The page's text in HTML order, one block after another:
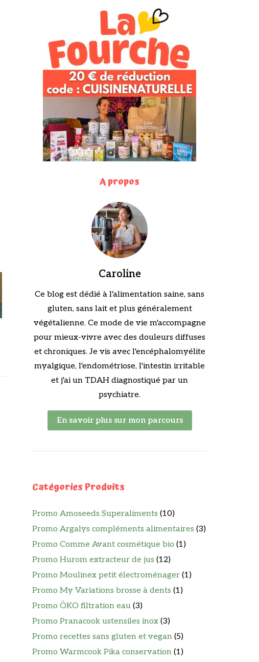
A propos
Caroline
Ce blog est dédié à l'alimentation saine, sans
gluten, sans lait et plus généralement
végétalienne. Ce mode de vie m'accompagne
pour mieux-vivre avec des douleurs diffuses
et chroniques. Je vis avec l'encéphalomyélite
myalgique, l'endométriose, l'intestin irritable
et j'ai un TDAH diagnostiqué par un
psychiatre.
En savoir plus sur mon parcours
Catégories Produits
Promo Amoseeds Superaliments (10)
Promo Argalys compléments alimentaires (3)
Promo Comme Avant cosmétique bio (1)
Promo Hurom extracteur de jus (12)
Promo Moulinex petit électroménager (1)
Promo My Variations brosse à dents (1)
Promo ÖKO filtration eau (3)
Promo Pranacook ustensiles inox (3)
Promo recettes sans gluten et vegan (5)
Promo Warmcook Pika conservation (1)